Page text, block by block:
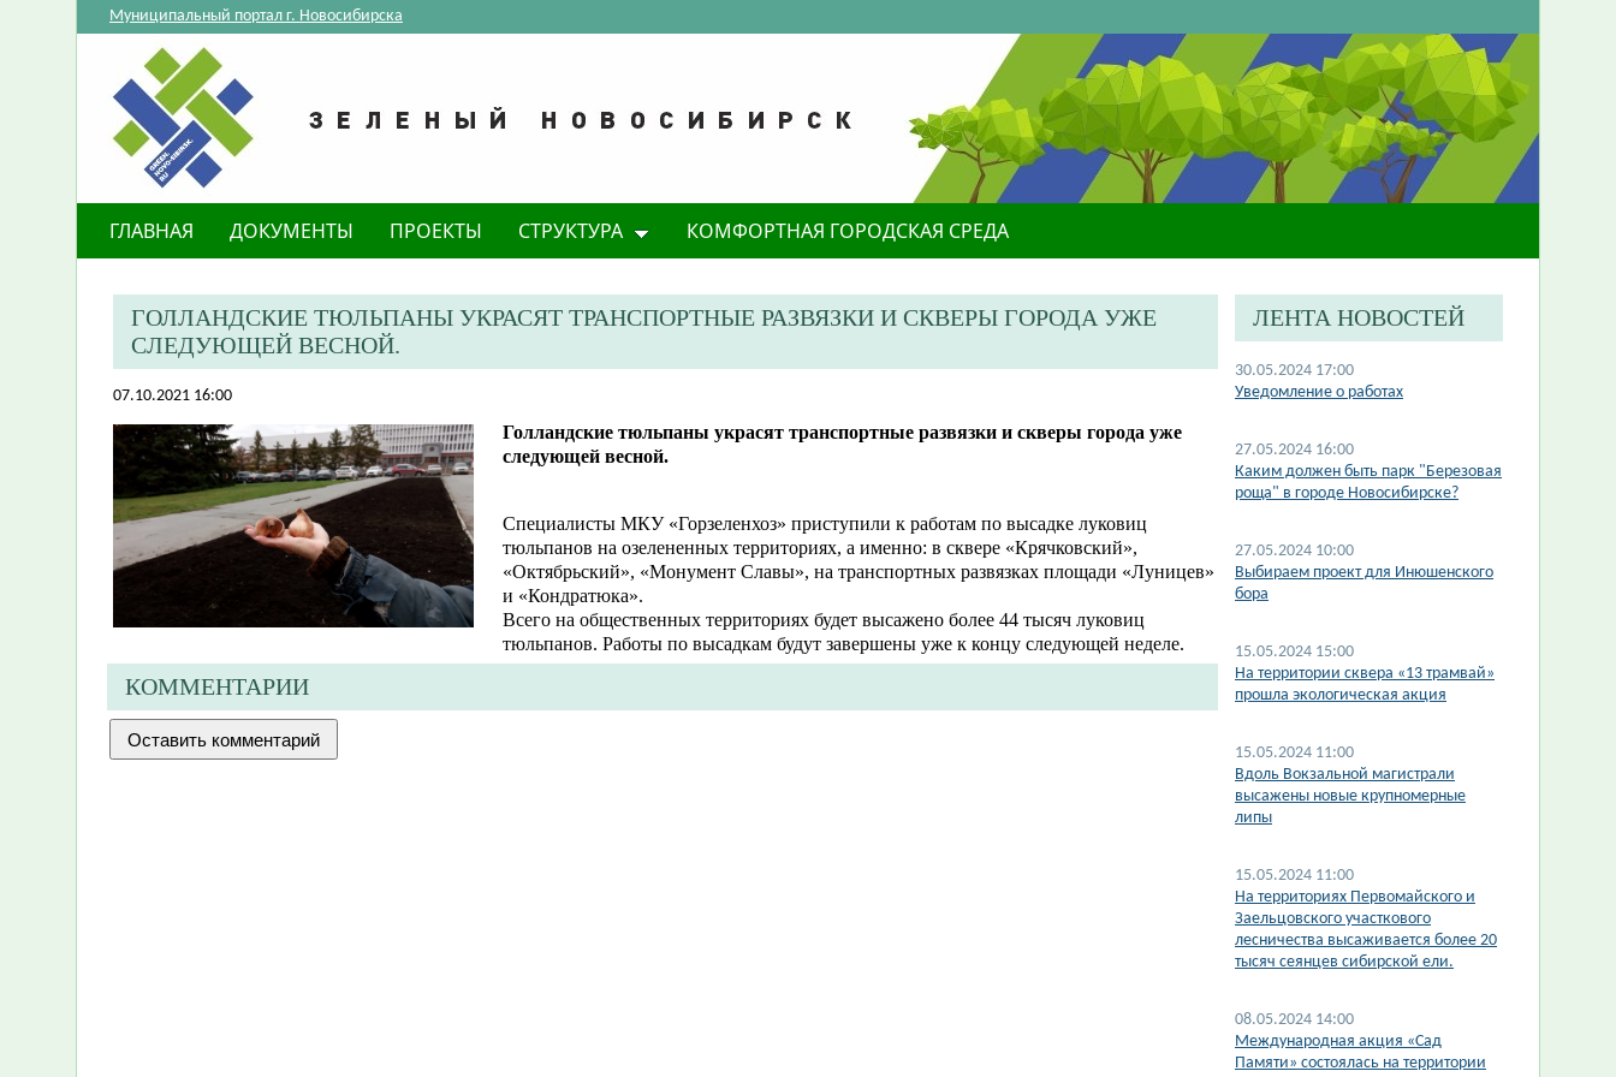
Муниципальный портал г. Новосибирска
ГЛАВНАЯ ДОКУМЕНТЫ ПРОЕКТЫ СТРУКТУРА КОМФОРТНАЯ ГОРОДСКАЯ СРЕДА
​ГОЛЛАНДСКИЕ ТЮЛЬПАНЫ УКРАСЯТ ТРАНСПОРТНЫЕ РАЗВЯЗКИ И СКВЕРЫ ГОРОДА УЖЕ
СЛЕДУЮЩЕЙ ВЕСНОЙ.
07.10.2021 16:00
​Голландские тюльпаны украсят транспортные развязки и скверы города уже
следующей весной.
Специалисты МКУ «Горзеленхоз» приступили к работам по высадке луковиц
тюльпанов на озелененных территориях, а именно: в сквере «Крячковский»,
«Октябрьский», «Монумент Славы», на транспортных развязках площади «Луницев»
и «Кондратюка».
Всего на общественных территориях будет высажено более 44 тысяч луковиц
тюльпанов. Работы по высадкам будут завершены уже к концу следующей неделе.
КОММЕНТАРИИ
ЛЕНТА НОВОСТЕЙ
30.05.2024 17:00
Уведомление о работах
27.05.2024 16:00
Каким должен быть парк "Березовая
роща" в городе Новосибирске?
27.05.2024 10:00
Выбираем проект для Инюшенского
бора
15.05.2024 15:00
​На территории сквера «13 трамвай»
прошла экологическая акция
15.05.2024 11:00
​Вдоль Вокзальной магистрали
высажены новые крупномерные
липы
15.05.2024 11:00
​На территориях Первомайского и
Заельцовского участкового
лесничества высаживается более 20
тысяч сеянцев сибирской ели.
08.05.2024 14:00
Международная акция «Сад
Памяти» состоялась на территории